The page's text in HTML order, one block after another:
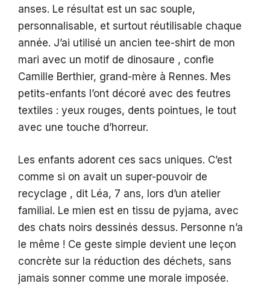
anses. Le résultat est un sac souple,
personnalisable, et surtout réutilisable chaque
année. J’ai utilisé un ancien tee-shirt de mon
mari avec un motif de dinosaure , confie
Camille Berthier, grand-mère à Rennes. Mes
petits-enfants l’ont décoré avec des feutres
textiles : yeux rouges, dents pointues, le tout
avec une touche d’horreur.
Les enfants adorent ces sacs uniques. C’est
comme si on avait un super-pouvoir de
recyclage , dit Léa, 7 ans, lors d’un atelier
familial. Le mien est en tissu de pyjama, avec
des chats noirs dessinés dessus. Personne n’a
le même ! Ce geste simple devient une leçon
concrète sur la réduction des déchets, sans
jamais sonner comme une morale imposée.